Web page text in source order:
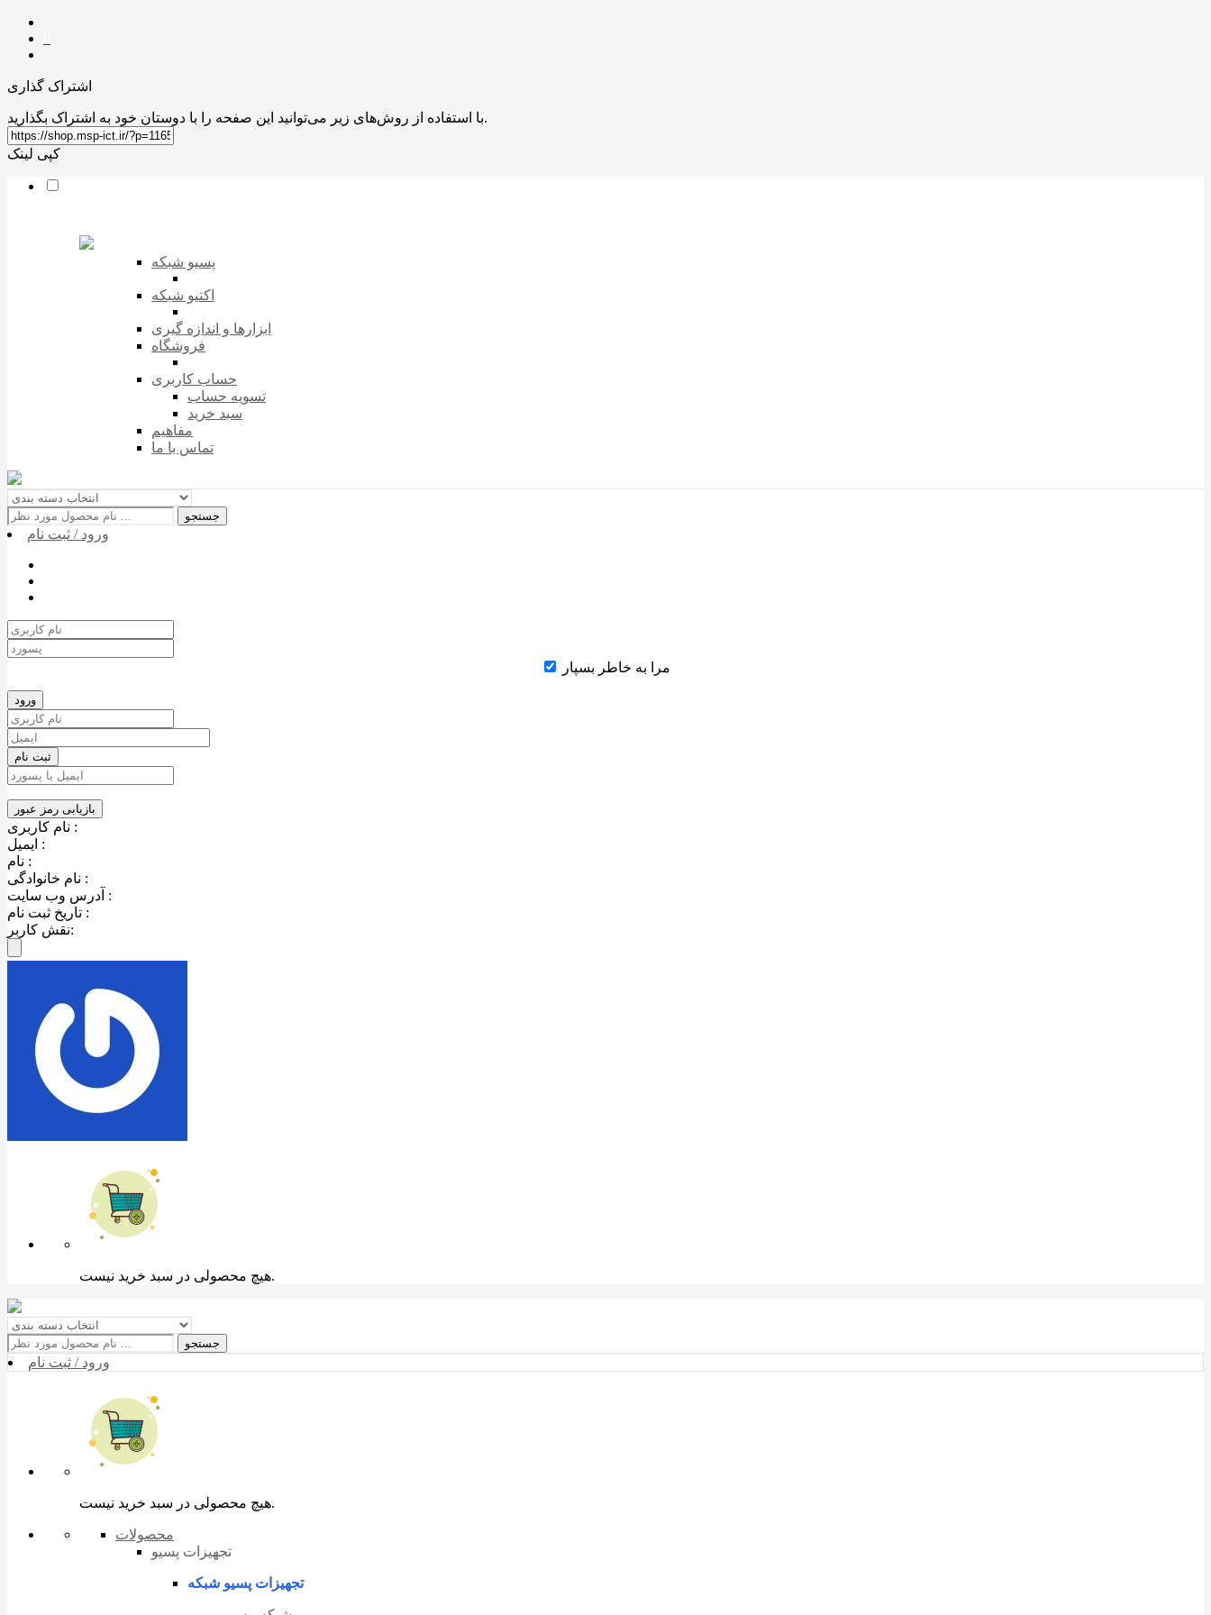
اشتراک گذاری
با استفاده از روش‌های زیر می‌توانید این صفحه را با دوستان خود به اشتراک بگذارید.
کپی لینک
پسیو شبکه
اکتیو شبکه
ابزارها و اندازه گیری
فروشگاه
حساب کاربری
تسویه حساب
سبد خرید
مفاهیم
تماس با ما
جستجو
ورود / ثبت نام
مرا به خاطر بسپار
نام کاربری :
ایمیل :
نام :
نام خانوادگی :
آدرس وب سایت :
تاریخ ثبت نام :
نقش کاربر:
هیچ محصولی در سبد خرید نیست.
جستجو
ورود / ثبت نام
هیچ محصولی در سبد خرید نیست.
محصولات
تجهیزات پسیو
تجهیزات پسیو شبکه